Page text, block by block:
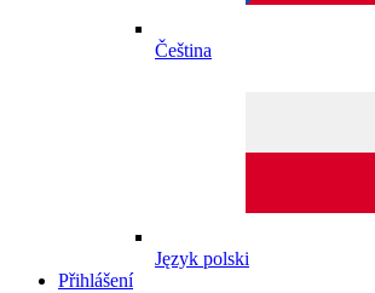
Čeština
Język polski
Přihlášení